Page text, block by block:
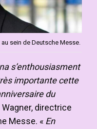
sein de Deutsche Messe.
s’enthousiasment
importante cette
du
directrice
Messe. « En